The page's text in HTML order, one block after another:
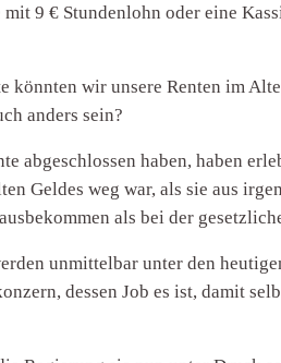
9 € Stundenlohn oder eine
könnten wir unsere Renten im
anders sein?
abgeschlossen haben, haben
Geldes weg war, als sie aus
als bei der
unmittelbar unter den
dessen Job es ist, damit